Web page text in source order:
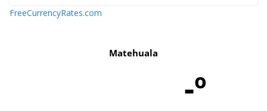
FreeCurrencyRates.com
Matehuala
-º